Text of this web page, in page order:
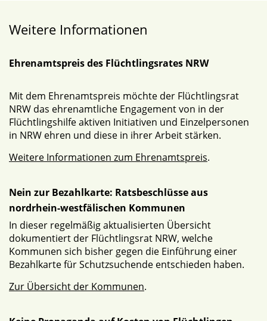
Weitere Informationen
Ehrenamtspreis des Flüchtlingsrates NRW
Mit dem Ehrenamtspreis möchte der Flüchtlingsrat
NRW das ehrenamtliche Engagement von in der
Flüchtlingshilfe aktiven Initiativen und Einzelpersonen
in NRW ehren und diese in ihrer Arbeit stärken.
Weitere Informationen zum Ehrenamtspreis.
Nein zur Bezahlkarte: Ratsbeschlüsse aus
nordrhein-westfälischen Kommunen
In dieser regelmäßig aktualisierten Übersicht
dokumentiert der Flüchtlingsrat NRW, welche
Kommunen sich bisher gegen die Einführung einer
Bezahlkarte für Schutzsuchende entschieden haben.
Zur Übersicht der Kommunen.